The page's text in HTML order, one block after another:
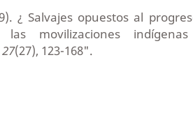
¿ Salvajes opuestos al
las movilizaciones
27(27), 123-168".